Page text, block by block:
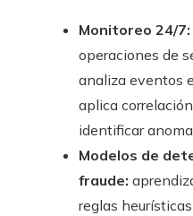
Monitoreo 24/7:
operaciones de
analiza eventos
aplica
identificar
Modelos de
fraude:
reglas